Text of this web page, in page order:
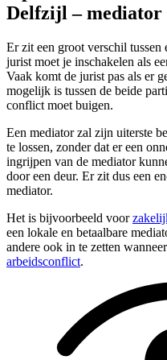
Delfzijl – mediator
Er zit een groot verschil tussen
jurist moet je inschakelen als
Vaak komt de jurist pas als er
mogelijk is tussen de beide
conflict moet buigen.
Een mediator zal zijn uiterste
te lossen, zonder dat er een
ingrijpen van de mediator
door een deur. Er zit dus een
mediator.
Het is bijvoorbeeld voor
een lokale en betaalbare
andere ook in te zetten
arbeidsconflict.